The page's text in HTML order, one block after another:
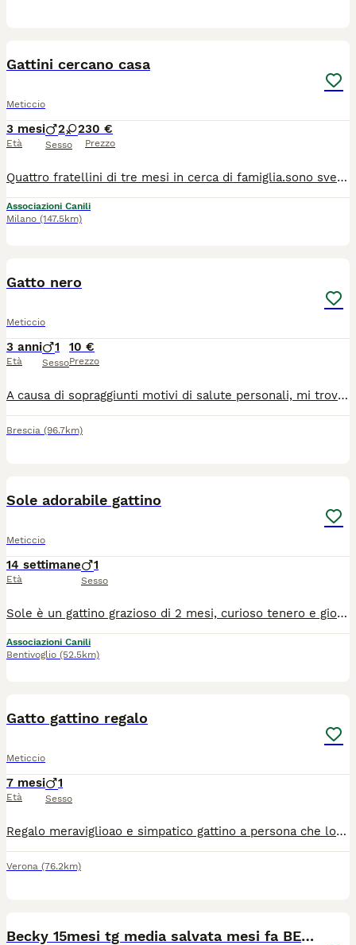
Gattini cercano casa
Meticcio
3 mesi
Età
2 2
Sesso
30 €
Prezzo
Quattro fratellini di tre mesi in cerca di famiglia.sono sverminati e usano correttamente la lettiera.per maggiori info ed eventualmente venire a conoscerli contattatemi al 3403748499
Associazioni Canili
Milano (147.5km)
Gatto nero
Meticcio
3 anni
Età
1
Sesso
10 €
Prezzo
A causa di sopraggiunti motivi di salute personali, mi trovo costretta a prendere la difficile decisione di far adottare Mirtillo, un meraviglioso gatto nero nato il 3 aprile 2023 che oggi ha 3 anni. Mirtillo è un micione in perfetta salute, pesa 10 kg ed è già castrato, regolarmente microchippato e provvisto del suo libretto sanitario aggiornato. Caratterialmente è il gatto ideale per chi cerca compagnia e serenità: è estremamente calmo, tranquillo e non combina mai guai. Passa le sue giornate in casa dormendo pacatamente, spesso in una delle sue posizioni preferite, ovvero con la pancia all'aria. È un gatto molto coccolone che ama il contatto umano. Ha anche delle simpatiche passioni: adora le scatole di cartone, nelle quali entra volentieri per schiacciare un pisolino o per rosicchiarle un po'. Per quanto riguarda il cibo, mangia regolarmente le sue crocchette ed è particolarmente goloso di cibo umido. Attualmente ci troviamo a Brescia, ma la distanza non deve essere un limite: il trasporto non è assolutamente un problema per noi. L'unica cosa che conta davvero è trovare una famiglia speciale, responsabile e amorevole che sia pronta a riempirlo di coccole e a volergli bene per il resto della sua vita. Se siete pronti ad accogliere questo gigante buono, potete contattarmi al numero 327 7917793.
Brescia (96.7km)
Sole adorabile gattino
Meticcio
14 settimane
Età
1
Sesso
Sole è un gattino grazioso di 2 mesi, curioso tenero e giocherellone Sua mamma è Fiv Felv negativa Sole si affida al centro nord, vaccinatochippatoe sverminato Info 3313456461
Associazioni Canili
Bentivoglio (52.5km)
Gatto gattino regalo
Meticcio
7 mesi
Età
1
Sesso
Regalo meraviglioao e simpatico gattino a persona che lo terrá bene. Il gattino é vivace, giocherellone e sano ( é un gattino trovatello )
Verona (76.2km)
Becky 15mesi tg media salvata mesi fa BERGAMO